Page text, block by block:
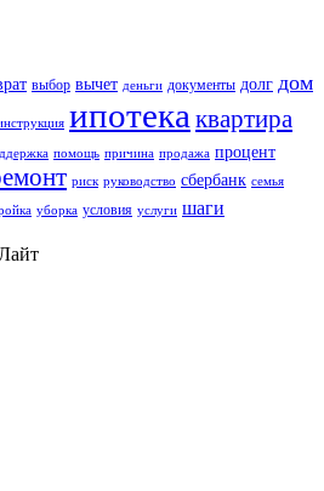
выбор вычет деньги документы долг дом
ипотекаквартира
помощь причина продажа процент
риск руководство сбербанк семья
уборка условия услуги шаги